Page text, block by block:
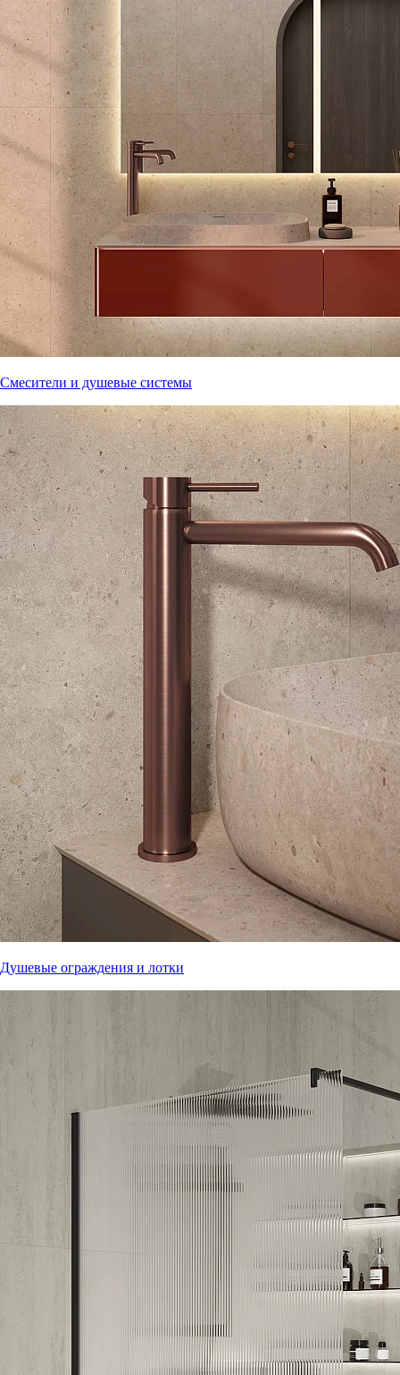
Смесители и душевые системы
Душевые ограждения и лотки